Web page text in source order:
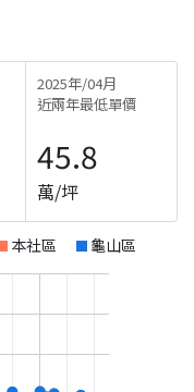
2025年/04月
近兩年最低單價
45.8
萬/坪
本社區 龜山區